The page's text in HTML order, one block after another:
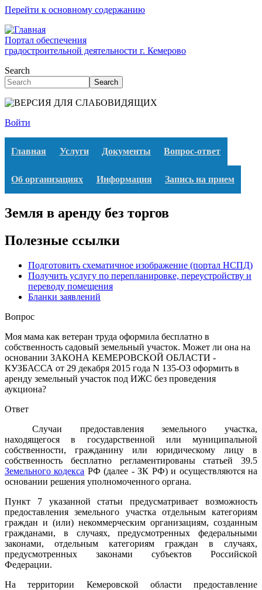
Перейти к основному содержанию
Портал обеспечения
градостроительной деятельности г. Кемерово
Search
Search
Войти
Главная Услуги Документы Вопрос-ответ
Об организациях Информация Запись на прием
Земля в аренду без торгов
Полезные ссылки
Подготовить схематичное изображение (портал НСПД)
Получить услугу по перепланировке, переустройству и
переводу помещения
Бланки заявлений
Вопрос
Моя мама как ветеран труда оформила бесплатно в
собственность садовый земельный участок. Может ли она на
основании ЗАКОНА КЕМЕРОВСКОЙ ОБЛАСТИ -
КУЗБАССА от 29 декабря 2015 года N 135-ОЗ оформить в
аренду земельный участок под ИЖС без проведения
аукциона?
Ответ
Случаи предоставления земельного участка,
находящегося в государственной или муниципальной
собственности, гражданину или юридическому лицу в
собственность бесплатно регламентированы статьей 39.5
Земельного кодекса РФ (далее - ЗК РФ) и осуществляются на
основании решения уполномоченного органа.
Пункт 7 указанной статьи предусматривает возможность
предоставления земельного участка отдельным категориям
граждан и (или) некоммерческим организациям, созданным
гражданами, в случаях, предусмотренных федеральными
законами, отдельным категориям граждан в случаях,
предусмотренных законами субъектов Российской
Федерации.
На территории Кемеровской области предоставление